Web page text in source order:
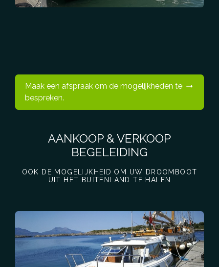
Maak een afspraak om de mogelijkheden te
bespreken.
AANKOOP & VERKOOP
BEGELEIDING
OOK DE MOGELIJKHEID OM UW DROOMBOOT
UIT HET BUITENLAND TE HALEN